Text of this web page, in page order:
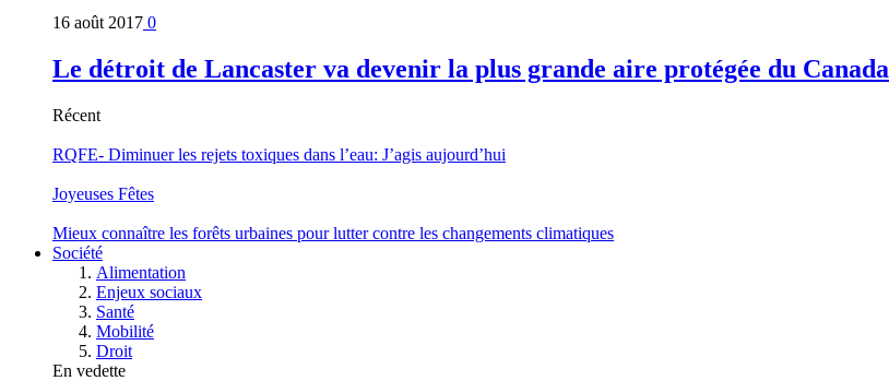
16 août 2017 0
Le détroit de Lancaster va devenir la plus grande aire protégée du Canada
Récent
RQFE- Diminuer les rejets toxiques dans l’eau: J’agis aujourd’hui
Joyeuses Fêtes
Mieux connaître les forêts urbaines pour lutter contre les changements climatiques
Société
Alimentation
Enjeux sociaux
Santé
Mobilité
Droit
En vedette